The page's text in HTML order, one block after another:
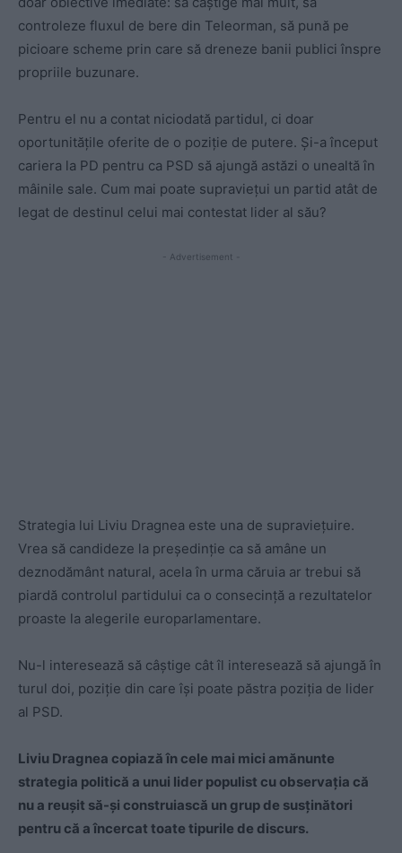
controleze fluxul de bere din Teleorman, să pună pe
picioare scheme prin care să dreneze banii publici înspre
propriile buzunare.
Pentru el nu a contat niciodată partidul, ci doar
oportunitățile oferite de o poziție de putere. Și-a început
cariera la PD pentru ca PSD să ajungă astăzi o unealtă în
mâinile sale. Cum mai poate supraviețui un partid atât de
legat de destinul celui mai contestat lider al său?
- Advertisement -
Strategia lui Liviu Dragnea este una de supraviețuire.
Vrea să candideze la președinție ca să amâne un
deznodământ natural, acela în urma căruia ar trebui să
piardă controlul partidului ca o consecință a rezultatelor
proaste la alegerile europarlamentare.
Nu-l interesează să câștige cât îl interesează să ajungă în
turul doi, poziție din care își poate păstra poziția de lider
al PSD.
Liviu Dragnea copiază în cele mai mici amănunte
strategia politică a unui lider populist cu observația că
nu a reușit să-și construiască un grup de susținători
pentru că a încercat toate tipurile de discurs.